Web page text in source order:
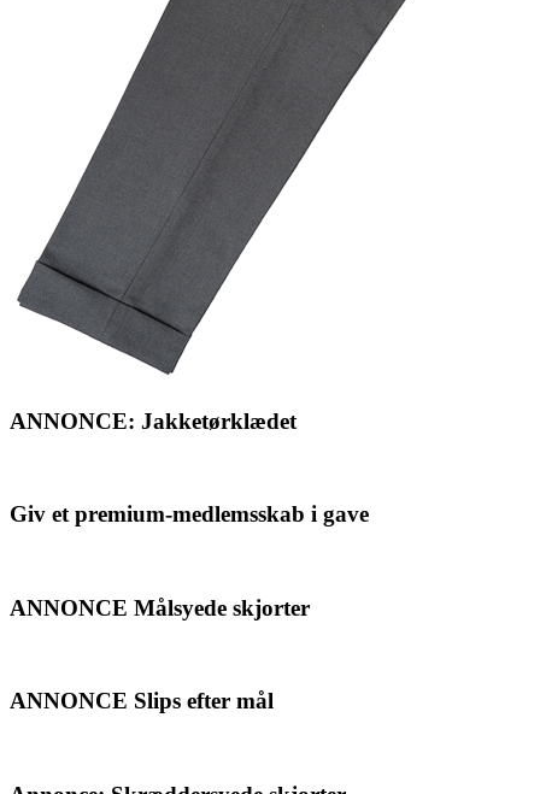
ANNONCE: Jakketørklædet
Giv et premium-medlemsskab i gave
ANNONCE Målsyede skjorter
ANNONCE Slips efter mål